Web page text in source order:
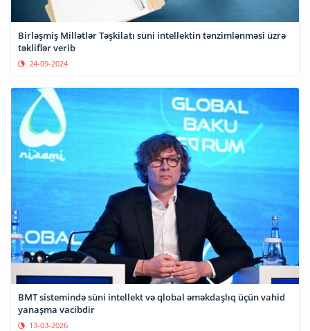
Birləşmiş Millətlər Təşkilatı süni intellektin tənzimlənməsi üzrə
təkliflər verib
24-09-2024
BMT sistemində süni intellekt və qlobal əməkdaşlıq üçün vahid
yanaşma vacibdir
13-03-2026